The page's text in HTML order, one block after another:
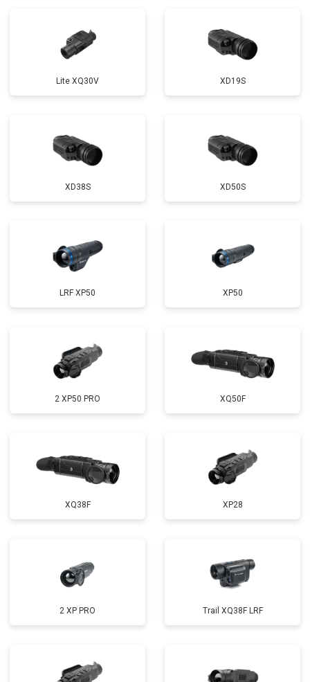
Lite XQ30V XD19S
XD38S XD50S
LRF XP50 XP50
2 XP50 PRO XQ50F
XQ38F XP28
2 XP PRO Trail XQ38F LRF